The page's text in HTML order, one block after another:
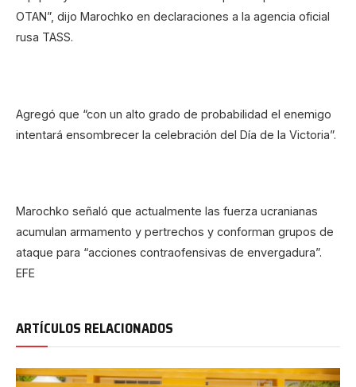
OTAN”, dijo Marochko en declaraciones a la agencia oficial
rusa TASS.
Agregó que “con un alto grado de probabilidad el enemigo
intentará ensombrecer la celebración del Día de la Victoria”.
Marochko señaló que actualmente las fuerza ucranianas
acumulan armamento y pertrechos y conforman grupos de
ataque para “acciones contraofensivas de envergadura”.
EFE
ARTÍCULOS RELACIONADOS